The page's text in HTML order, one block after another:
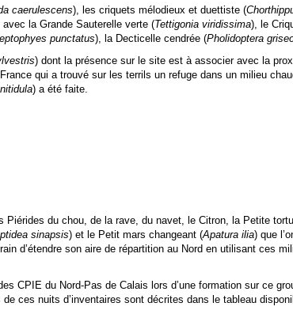
caerulescens), les criquets mélodieux et duettiste (
la Grande Sauterelle verte (Tettigonia viridissima), le
punctatus), la Decticelle cendrée (Pholidoptera
) dont la présence sur le site est à associer avec la
qui a trouvé sur les terrils un refuge dans un milieu
) a été faite.
du chou, de la rave, du navet, le Citron, la Petite
sinapsis) et le Petit mars changeant (Apatura ilia) que
d’étendre son aire de répartition au Nord en utilisant ces
CPIE du Nord-Pas de Calais lors d’une formation sur ce
ces nuits d’inventaires sont décrites dans le tableau